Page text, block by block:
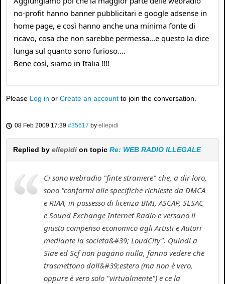
no-profit hanno banner pubblicitari e google adsense in
home page, e così hanno anche una minima fonte di
ricavo, cosa che non sarebbe permessa...e questo la dice
lunga sul quanto sono furioso....
Bene così, siamo in Italia !!!!
Please Log in or Create an account to join the conversation.
08 Feb 2009 17:39 #35617 by ellepidi
Replied by ellepidi on topic Re: WEB RADIO ILLEGALE
Ci sono webradio "finte straniere" che, a dir loro,
sono "conformi alle specifiche richieste da DMCA
e RIAA, in possesso di licenza BMI, ASCAP, SESAC
e Sound Exchange Internet Radio e versano il
giusto compenso economico agli Artisti e Autori
mediante la societa&#39; LoudCity". Quindi a
Siae ed Scf non pagano nulla, fanno vedere che
trasmettono dall&#39;estero (ma non è vero,
oppure è vero solo "virtualmente") e ce la